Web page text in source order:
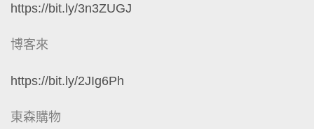
https://bit.ly/3n3ZUGJ
博客來
https://bit.ly/2JIg6Ph
東森購物